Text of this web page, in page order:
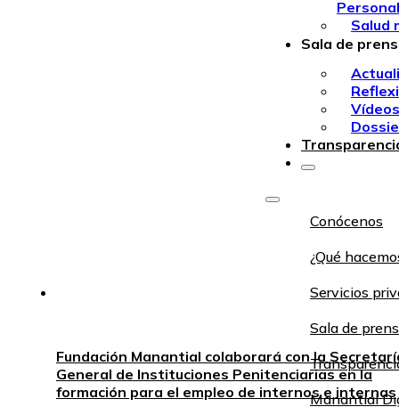
Personal
Salud
Sala de
Vídeos
Conócenos
¿Qué
Servicios
Sala de
Manantial
Fundación Manantial colaborará con la
General de Instituciones Penitenciarias en la
formación para el empleo de internos e internas